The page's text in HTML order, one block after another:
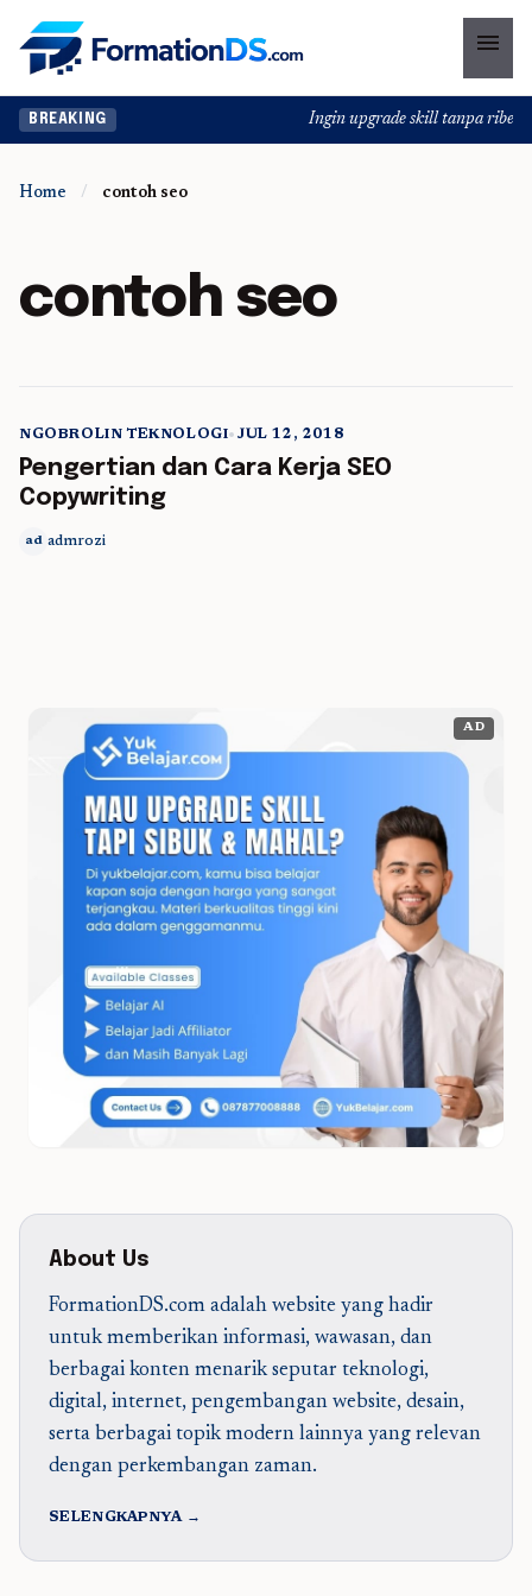
menu
BREAKING Ingin upgrade skill tanpa ribet?
Home / contoh seo
contoh seo
NGOBROLIN TEKNOLOGI• JUL 12, 2018
Pengertian dan Cara Kerja SEO
Copywriting
ad admrozi
AD
About Us
FormationDS.com adalah website yang hadir
untuk memberikan informasi, wawasan, dan
berbagai konten menarik seputar teknologi,
digital, internet, pengembangan website, desain,
serta berbagai topik modern lainnya yang relevan
dengan perkembangan zaman.
SELENGKAPNYA →